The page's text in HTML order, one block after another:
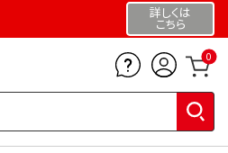
詳しくは
こちら
0